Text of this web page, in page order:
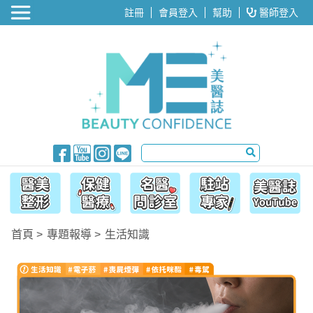
醫美整形 註冊 會員登入 幫助 醫師登入
首頁 專題報導 生活知識